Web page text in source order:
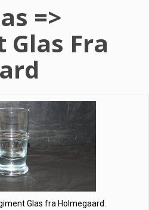
=>
Glas Fra
Glas fra Holmegaard.